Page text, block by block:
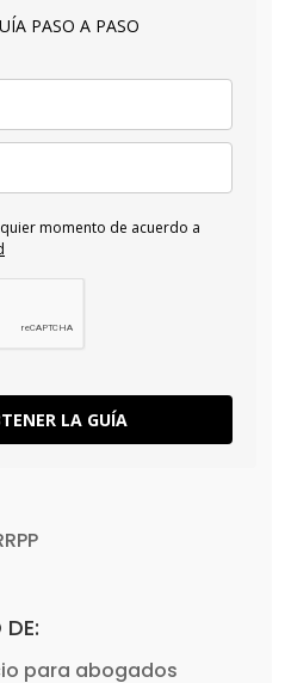
PASO A PASO
momento de acuerdo a
LA GUÍA
para abogados